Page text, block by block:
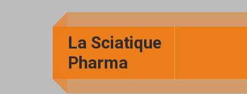
La Sciatique
Pharma